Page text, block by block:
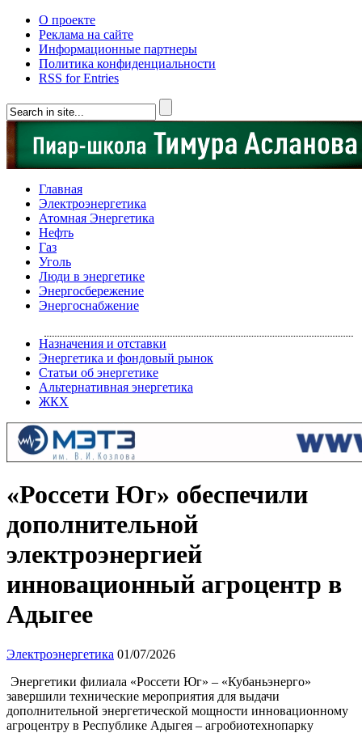
О проекте
Реклама на сайте
Информационные партнеры
Политика конфиденциальности
RSS for Entries
Главная
Электроэнергетика
Атомная Энергетика
Нефть
Газ
Уголь
Люди в энергетике
Энергосбережение
Энергоснабжение
Назначения и отставки
Энергетика и фондовый рынок
Статьи об энергетике
Альтернативная энергетика
ЖКХ
«Россети Юг» обеспечили
дополнительной
электроэнергией
инновационный агроцентр в
Адыгее
Электроэнергетика 01/07/2026
Энергетики филиала «Россети Юг» – «Кубаньэнерго»
завершили технические мероприятия для выдачи
дополнительной энергетической мощности инновационному
агроцентру в Республике Адыгея – агробиотехнопарку